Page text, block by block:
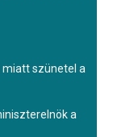
miatt szünetel a
a